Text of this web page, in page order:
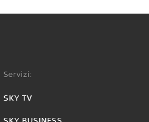
Servizi:
SKY TV